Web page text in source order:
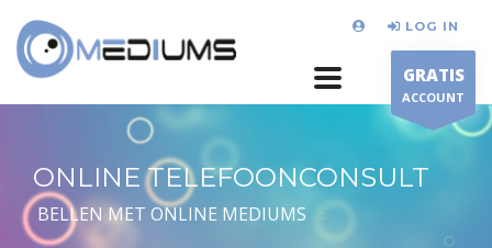
LOG IN
GRATIS
ACCOUNT
ONLINE TELEFOONCONSULT
BELLEN MET ONLINE MEDIUMS